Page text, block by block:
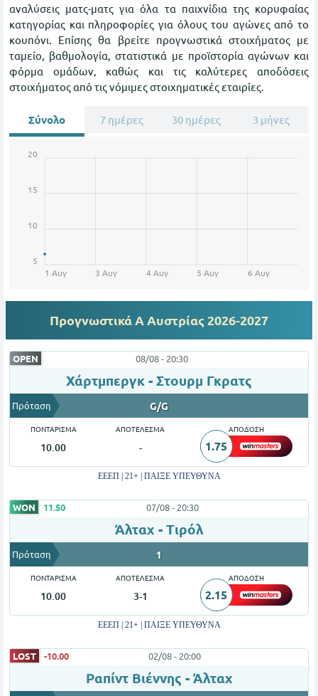
αναλύσεις ματς-ματς για όλα τα παιχνίδια της κορυφαίας
κατηγορίας και πληροφορίες για όλους του αγώνες από το
κουπόνι. Επίσης θα βρείτε προγνωστικά στοιχήματος με
ταμείο, βαθμολογία, στατιστικά με προϊστορία αγώνων και
φόρμα ομάδων, καθώς και τις καλύτερες αποδόσεις
στοιχήματος από τις νόμιμες στοιχηματικές εταιρίες.
Σύνολο 7 ημέρες 30 ημέρες 3 μήνες
1 Αυγ 3 Αυγ 4 Αυγ 5 Αυγ 6 Αυγ
5
10
15
20
Προγνωστικά Α Αυστρίας2026-2027
OPEN 08/08 - 20:30
Χάρτμπεργκ - Στουρμ Γκρατς
Πρόταση G/G
ΠΟΝΤΑΡΙΣΜΑ ΑΠΟΤΕΛΕΣΜΑ ΑΠΟΔΟΣΗ
10.00 - 1.75
ΕΕΕΠ | 21+ | ΠΑΙΞΕ ΥΠΕΥΘΥΝΑ
WON 11.50 07/08 - 20:30
Άλταχ - Τιρόλ
Πρόταση 1
ΠΟΝΤΑΡΙΣΜΑ ΑΠΟΤΕΛΕΣΜΑ ΑΠΟΔΟΣΗ
10.00 3-1 2.15
ΕΕΕΠ | 21+ | ΠΑΙΞΕ ΥΠΕΥΘΥΝΑ
LOST -10.00 02/08 - 20:00
Ραπίντ Βιέννης - Άλταχ